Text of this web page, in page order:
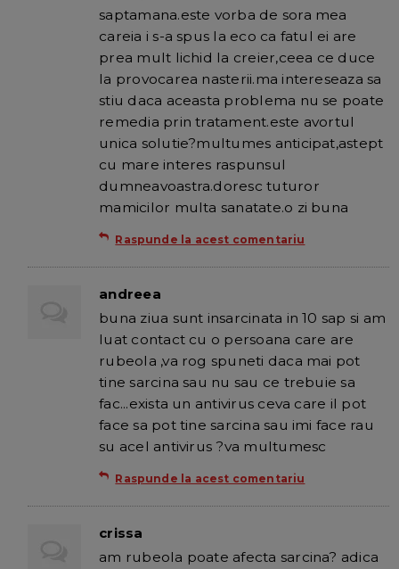
saptamana.este vorba de sora mea
careia i s-a spus la eco ca fatul ei are
prea mult lichid la creier,ceea ce duce
la provocarea nasterii.ma intereseaza sa
stiu daca aceasta problema nu se poate
remedia prin tratament.este avortul
unica solutie?multumes anticipat,astept
cu mare interes raspunsul
dumneavoastra.doresc tuturor
mamicilor multa sanatate.o zi buna
Raspunde la acest comentariu
andreea
buna ziua sunt insarcinata in 10 sap si am
luat contact cu o persoana care are
rubeola ,va rog spuneti daca mai pot
tine sarcina sau nu sau ce trebuie sa
fac...exista un antivirus ceva care il pot
face sa pot tine sarcina sau imi face rau
su acel antivirus ?va multumesc
Raspunde la acest comentariu
crissa
am rubeola poate afecta sarcina? adica